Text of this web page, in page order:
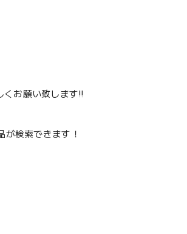
お願い致します‼️
検索できます！